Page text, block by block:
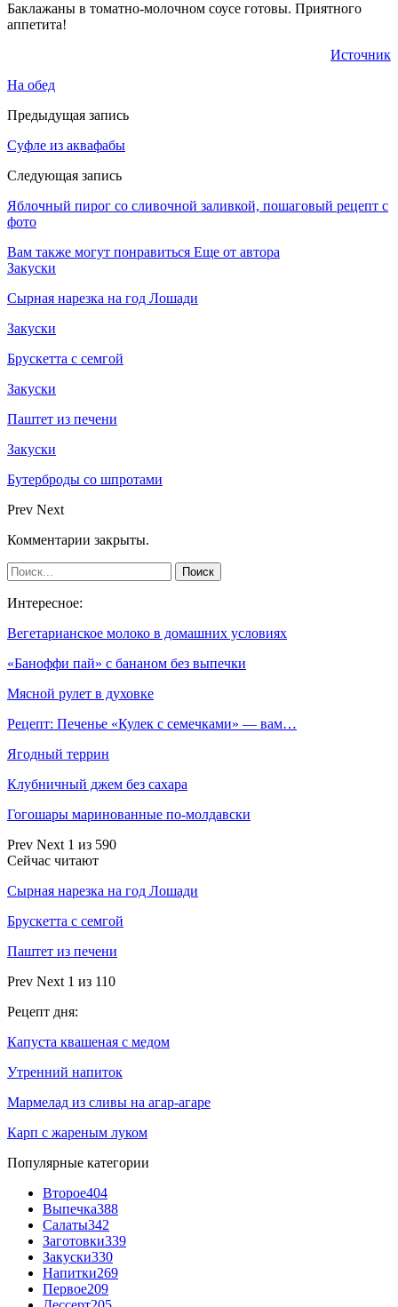
Баклажаны в томатно-молочном соусе готовы. Приятного
аппетита!
Источник
На обед
Предыдущая запись
Суфле из аквафабы
Следующая запись
Яблочный пирог со сливочной заливкой, пошаговый рецепт с
фото
Вам также могут понравиться Еще от автора
Закуски
Сырная нарезка на год Лошади
Закуски
Брускетта с семгой
Закуски
Паштет из печени
Закуски
Бутерброды со шпротами
Prev Next
Комментарии закрыты.
Интересное:
Вегетарианское молоко в домашних условиях
«Баноффи пай» с бананом без выпечки
Мясной рулет в духовке
Рецепт: Печенье «Кулек с семечками» — вам…
Ягодный террин
Клубничный джем без сахара
Гогошары маринованные по-молдавски
Prev Next 1 из 590
Сейчас читают
Сырная нарезка на год Лошади
Брускетта с семгой
Паштет из печени
Prev Next 1 из 110
Рецепт дня:
Капуста квашеная с медом
Утренний напиток
Мармелад из сливы на агар-агаре
Карп с жареным луком
Популярные категории
Второе404
Выпечка388
Салаты342
Заготовки339
Закуски330
Напитки269
Первое209